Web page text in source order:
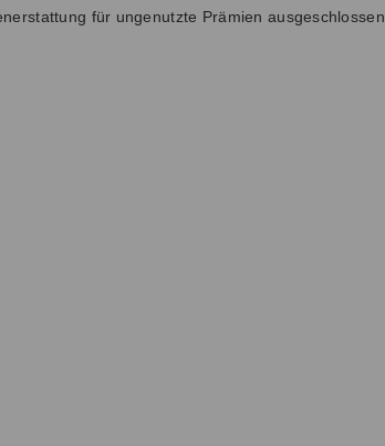
für ungenutzte Prämien ausgeschlossen.